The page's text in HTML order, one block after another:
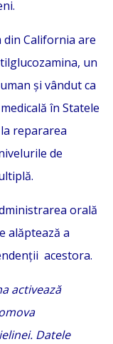
California are
un
și vândut ca
în Statele
repararea
de
orală
alăptează a
acestora.
activează
Datele